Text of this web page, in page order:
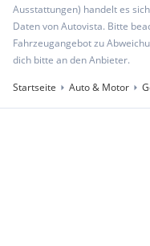
Ausstattungen) handelt es
Daten von Autovista. Bitte
Fahrzeugangebot zu
dich bitte an den Anbieter.
Startseite
Auto & Motor